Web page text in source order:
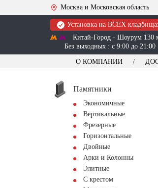
Москва и Московская область
Установка на ВСЕХ
Китай-Город - Шоурум 130
Без выходных : с 9:00 до 21:00
О КОМПАНИИ
Памятники
Экономичные
Вертикальные
Фрезерные
Горизонтальные
Двойные
Арки и Колонны
Элитные
С крестом